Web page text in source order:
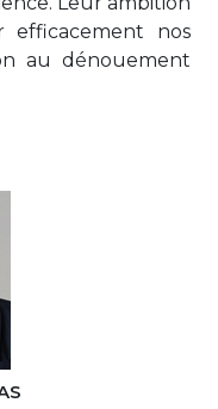
efficacement nos
au dénouement